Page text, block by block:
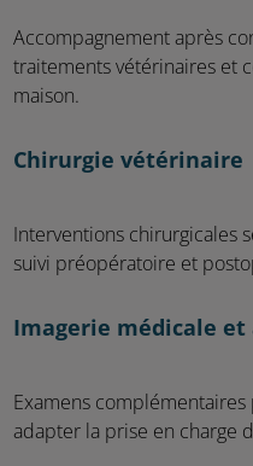
Accompagnement après
traitements vétérinaires et
maison.
Chirurgie vétérinaire
Interventions chirurgicales
suivi préopératoire et
Imagerie médicale et
Examens
adapter la prise en charge